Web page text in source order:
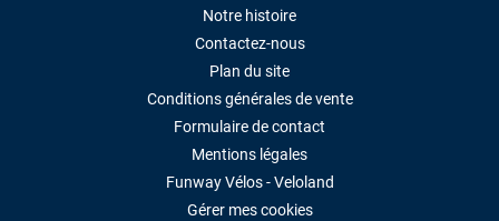
Notre histoire
Contactez-nous
Plan du site
Conditions générales de vente
Formulaire de contact
Mentions légales
Funway Vélos - Veloland
Gérer mes cookies